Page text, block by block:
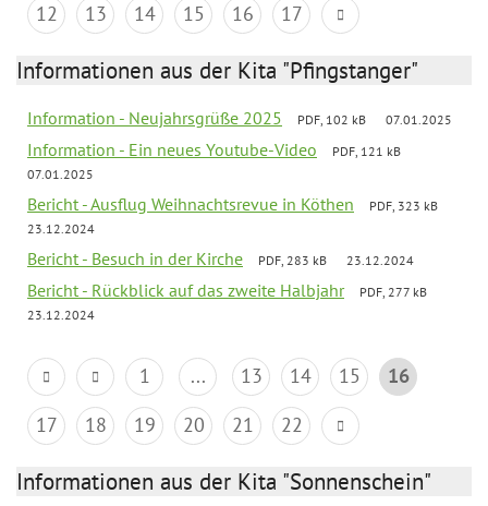
12
13 14 15 16 17
Informationen aus der Kita "Pfingstanger"
Information - Neujahrsgrüße 2025 PDF, 102 kB 07.01.2025
Information - Ein neues Youtube-Video
PDF, 121 kB
07.01.2025
Bericht - Ausflug Weihnachtsrevue in Köthen
PDF, 323 kB
23.12.2024
Bericht - Besuch in der Kirche PDF, 283 kB 23.12.2024
Bericht - Rückblick auf das zweite Halbjahr
PDF, 277 kB
23.12.2024
1 ... 13 14 15
16
17
18 19 20 21 22
Informationen aus der Kita "Sonnenschein"